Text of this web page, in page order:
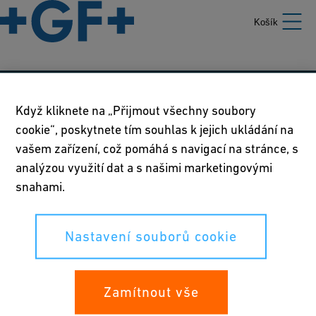
Košík
Naše zásady
Podmínky používání
Prohlášení o zásadách ochrany osobních údajů
Vaše práva
Když kliknete na „Přijmout všechny soubory
cookie“, poskytnete tím souhlas k jejich ukládání na
vašem zařízení, což pomáhá s navigací na stránce, s
analýzou využití dat a s našimi marketingovými
snahami.
Nastavení souborů cookie
Zamítnout vše